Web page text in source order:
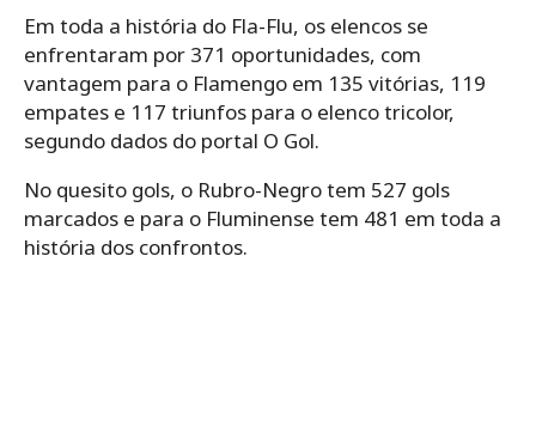
Em toda a história do Fla-Flu, os elencos se
enfrentaram por 371 oportunidades, com
vantagem para o Flamengo em 135 vitórias, 119
empates e 117 triunfos para o elenco tricolor,
segundo dados do portal O Gol.
No quesito gols, o Rubro-Negro tem 527 gols
marcados e para o Fluminense tem 481 em toda a
história dos confrontos.